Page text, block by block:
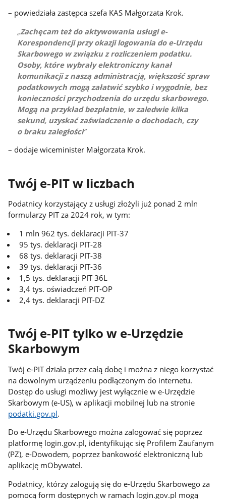
– powiedziała zastępca szefa KAS Małgorzata Krok.
Zachęcam też do aktywowania usługi e-
Korespondencji przy okazji logowania do e-Urzędu
Skarbowego w związku z rozliczeniem podatku.
Osoby, które wybrały elektroniczny kanał
komunikacji z naszą administracją, większość spraw
podatkowych mogą załatwić szybko i wygodnie, bez
konieczności przychodzenia do urzędu skarbowego.
Mogą na przykład bezpłatnie, w zaledwie kilka
sekund, uzyskać zaświadczenie o dochodach, czy
o braku zaległości
– dodaje wiceminister Małgorzata Krok.
Twój e-PIT w liczbach
Podatnicy korzystający z usługi złożyli już ponad 2 mln
formularzy PIT za 2024 rok, w tym:
1 mln 962 tys. deklaracji PIT-37
95 tys. deklaracji PIT-28
68 tys. deklaracji PIT-38
39 tys. deklaracji PIT-36
1,5 tys. deklaracji PIT 36L
3,4 tys. oświadczeń PIT-OP
2,4 tys. deklaracji PIT-DZ
Twój e-PIT tylko w e-Urzędzie
Skarbowym
Twój e-PIT działa przez całą dobę i można z niego korzystać
na dowolnym urządzeniu podłączonym do internetu.
Dostęp do usługi możliwy jest wyłącznie w e-Urzędzie
Skarbowym (e-US), w aplikacji mobilnej lub na stronie
podatki.gov.pl.
Do e-Urzędu Skarbowego można zalogować się poprzez
platformę login.gov.pl, identyfikując się Profilem Zaufanym
(PZ), e-Dowodem, poprzez bankowość elektroniczną lub
aplikację mObywatel.
Podatnicy, którzy zalogują się do e-Urzędu Skarbowego za
pomocą form dostępnych w ramach login.gov.pl mogą